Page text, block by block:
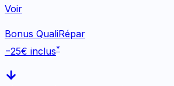
Voir
Bonus QualiRépar
−25€ inclus*